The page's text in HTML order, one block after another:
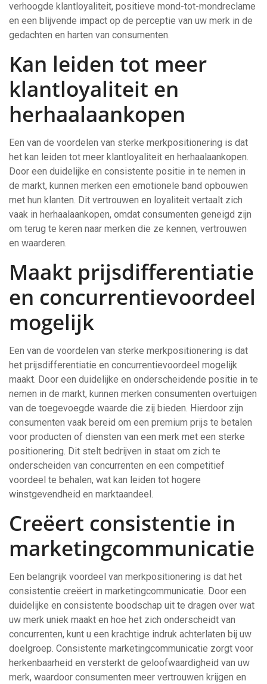
verhoogde klantloyaliteit, positieve mond-tot-mondreclame
en een blijvende impact op de perceptie van uw merk in de
gedachten en harten van consumenten.
Kan leiden tot meer
klantloyaliteit en
herhaalaankopen
Een van de voordelen van sterke merkpositionering is dat
het kan leiden tot meer klantloyaliteit en herhaalaankopen.
Door een duidelijke en consistente positie in te nemen in
de markt, kunnen merken een emotionele band opbouwen
met hun klanten. Dit vertrouwen en loyaliteit vertaalt zich
vaak in herhaalaankopen, omdat consumenten geneigd zijn
om terug te keren naar merken die ze kennen, vertrouwen
en waarderen.
Maakt prijsdifferentiatie
en concurrentievoordeel
mogelijk
Een van de voordelen van sterke merkpositionering is dat
het prijsdifferentiatie en concurrentievoordeel mogelijk
maakt. Door een duidelijke en onderscheidende positie in te
nemen in de markt, kunnen merken consumenten overtuigen
van de toegevoegde waarde die zij bieden. Hierdoor zijn
consumenten vaak bereid om een premium prijs te betalen
voor producten of diensten van een merk met een sterke
positionering. Dit stelt bedrijven in staat om zich te
onderscheiden van concurrenten en een competitief
voordeel te behalen, wat kan leiden tot hogere
winstgevendheid en marktaandeel.
Creëert consistentie in
marketingcommunicatie
Een belangrijk voordeel van merkpositionering is dat het
consistentie creëert in marketingcommunicatie. Door een
duidelijke en consistente boodschap uit te dragen over wat
uw merk uniek maakt en hoe het zich onderscheidt van
concurrenten, kunt u een krachtige indruk achterlaten bij uw
doelgroep. Consistente marketingcommunicatie zorgt voor
herkenbaarheid en versterkt de geloofwaardigheid van uw
merk, waardoor consumenten meer vertrouwen krijgen en